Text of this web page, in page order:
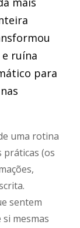
ruína
para
uma rotina
práticas (os
sentem
mesmas